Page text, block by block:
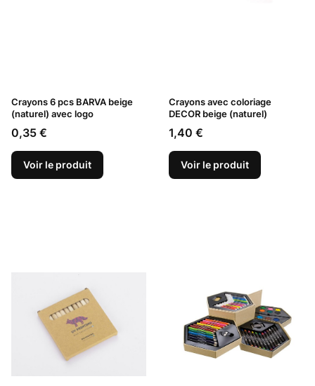
Crayons 6 pcs BARVA beige
(naturel) avec logo
Prix
0,35 €
Voir le produit
Crayons avec coloriage
DECOR beige (naturel)
Prix
1,40 €
Voir le produit